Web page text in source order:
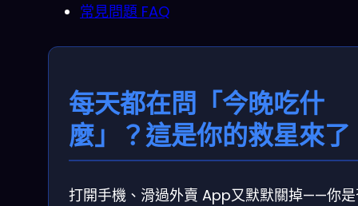
常見問題 FAQ
每天都在問「今晚吃什
麼」？這是你的救星來了
打開手機、滑過外賣 App又默默關掉——你